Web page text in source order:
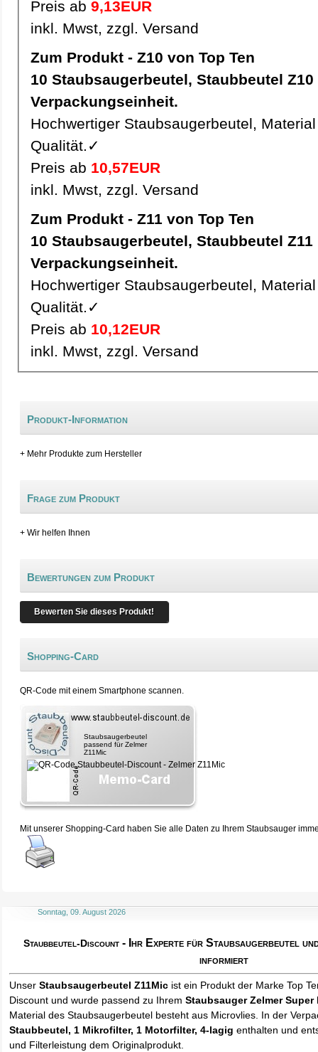
Preis ab 9,13EUR
inkl. Mwst, zzgl. Versand
Zum Produkt - Z10 von Top Ten
10 Staubsaugerbeutel, Staubbeutel Z10 pro
Verpackungseinheit.
Hochwertiger Staubsaugerbeutel,
Qualität.✓
Preis ab 10,57EUR
inkl. Mwst, zzgl. Versand
Zum Produkt - Z11 von Top Ten
10 Staubsaugerbeutel, Staubbeutel Z11 pro
Verpackungseinheit.
Hochwertiger Staubsaugerbeutel,
Qualität.✓
Preis ab 10,12EUR
inkl. Mwst, zzgl. Versand
Produkt-Information
+ Mehr Produkte zum Hersteller
Frage zum Produkt
+ Wir helfen Ihnen
Bewertungen zum Produkt
Bewerten Sie dieses Produkt!
Shopping-Card
QR-Code mit einem Smartphone scannen.
Staubsaugerbeutel
passend für Zelmer
Z11Mic
Mit unserer Shopping-Card haben Sie alle Daten zu Ihrem Staubsauger
Sonntag, 09. August 2026
Staubbeutel-Discount - Ihr Experte für Staubsaugerbeutel
informiert
UnserStaubsaugerbeutel Z11Mic ist ein Produkt der Marke Top
Discount und wurde passend zu IhremStaubsauger Zelmer Super
Material des Staubsaugerbeutel besteht aus Microvlies. In der
Staubbeutel, 1 Mikrofilter, 1 Motorfilter, 4-lagig enthalten und
und Filterleistung dem Originalprodukt.